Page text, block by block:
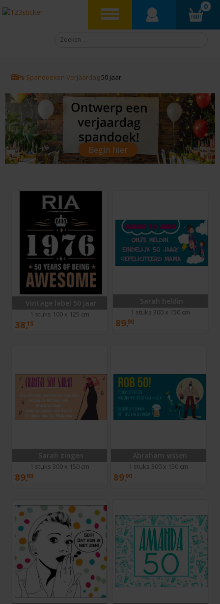
0
Spandoeken Verjaardag50 jaar
Begin hier
Vintage label 50 jaar
1 stuks 100 x 125 cm
38,15
Sarah heldin
1 stuks 300 x 150 cm
89,90
Sarah zingen
1 stuks 300 x 150 cm
89,90
Abraham vissen
1 stuks 300 x 150 cm
89,90